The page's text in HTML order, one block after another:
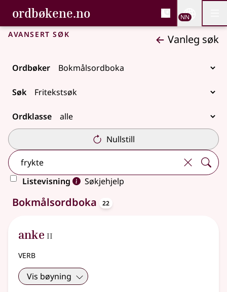
Gå til hovudinnhald
Tilgjenge
ordbøkene.no, Bokmålsordboka og
Bokmålsordboka og Nynorskordboka
NN
Avansert søk Vanleg søk
Ordbøker
Søk
Ordklasse
Nullstill
Listevisning
Søkjehjelp
22 treff
Bokmålsordboka 22
anke 2
II
verb
Vis bøyning